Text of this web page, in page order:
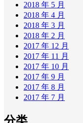
2018 年 5 月
2018 年 4 月
2018 年 3 月
2018 年 2 月
2017 年 12 月
2017 年 11 月
2017 年 10 月
2017 年 9 月
2017 年 8 月
2017 年 7 月